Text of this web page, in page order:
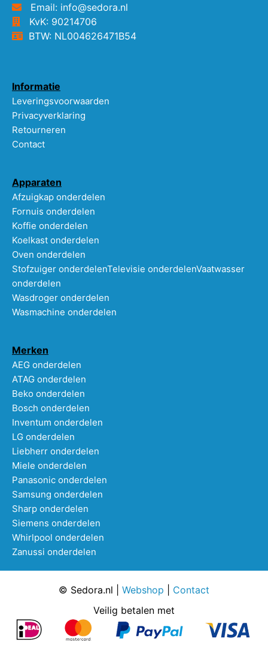
Email: info@sedora.nl
KvK: 90214706
BTW: NL004626471B54
Informatie
Leveringsvoorwaarden
Privacyverklaring
Retourneren
Contact
Apparaten
Afzuigkap onderdelen
Fornuis onderdelen
Koffie onderdelen
Koelkast onderdelen
Oven onderdelen
Stofzuiger onderdelenTelevisie onderdelenVaatwasser
onderdelen
Wasdroger onderdelen
Wasmachine onderdelen
Merken
AEG onderdelen
ATAG onderdelen
Beko onderdelen
Bosch onderdelen
Inventum onderdelen
LG onderdelen
Liebherr onderdelen
Miele onderdelen
Panasonic onderdelen
Samsung onderdelen
Sharp onderdelen
Siemens onderdelen
Whirlpool onderdelen
Zanussi onderdelen
© Sedora.nl | Webshop
Contact
Veilig betalen met